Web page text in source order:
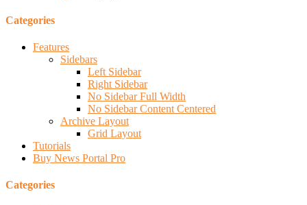
Categories
Features
Sidebars
Left Sidebar
Right Sidebar
No Sidebar Full Width
No Sidebar Content Centered
Archive Layout
Grid Layout
Tutorials
Buy News Portal Pro
Categories